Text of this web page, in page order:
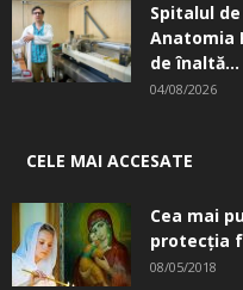
Spitalul
Anatomia
de înaltă...
04/08/2026
CELE MAI ACCESATE
Cea mai
protecția
08/05/2018